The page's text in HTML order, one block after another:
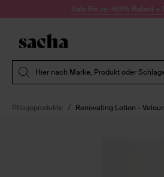
Zum Inhalt springenSale Bis zu -60% Rabatt +
Hier nach Marke, Produkt oder
Pflegeprodukte Renovating Lotion -